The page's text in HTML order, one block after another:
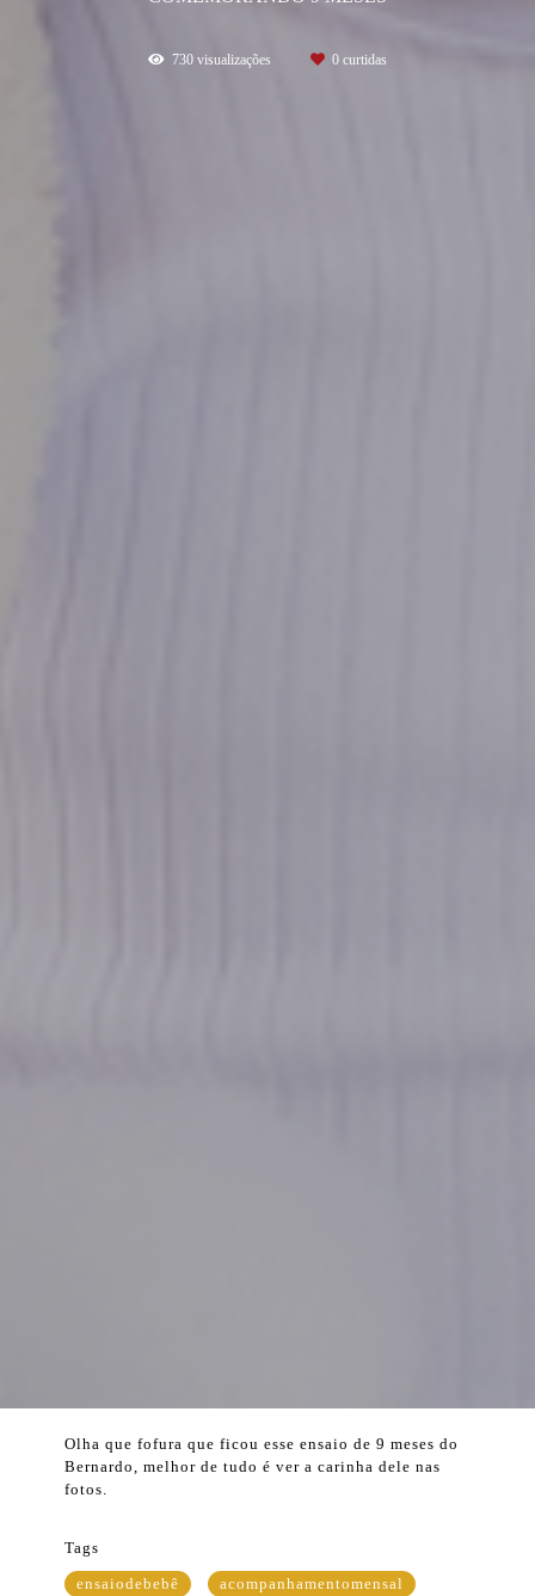
730 visualizações 0 curtidas
Olha que fofura que ficou esse ensaio de 9 meses do
Bernardo, melhor de tudo é ver a carinha dele nas
fotos.
Tags
ensaiodebebê
acompanhamentomensal